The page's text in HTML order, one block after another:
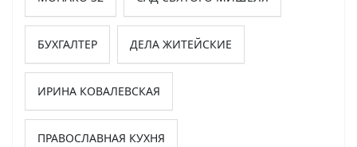
БУХГАЛТЕР ДЕЛА ЖИТЕЙСКИЕ
ИРИНА КОВАЛЕВСКАЯ
ПРАВОСЛАВНАЯ КУХНЯ